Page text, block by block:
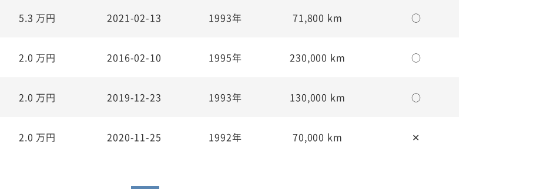
5.3 万円 2021-02-13 1993年 71,800 km ○
2.0 万円 2016-02-10 1995年 230,000 km ○
2.0 万円 2019-12-23 1993年 130,000 km ○
2.0 万円 2020-11-25 1992年 70,000 km ✕